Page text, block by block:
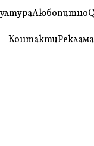
Любопитно
КонтактиРеклама